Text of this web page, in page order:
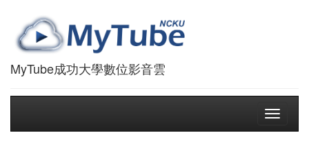
MyTube成功大學數位影音雲
Toggle